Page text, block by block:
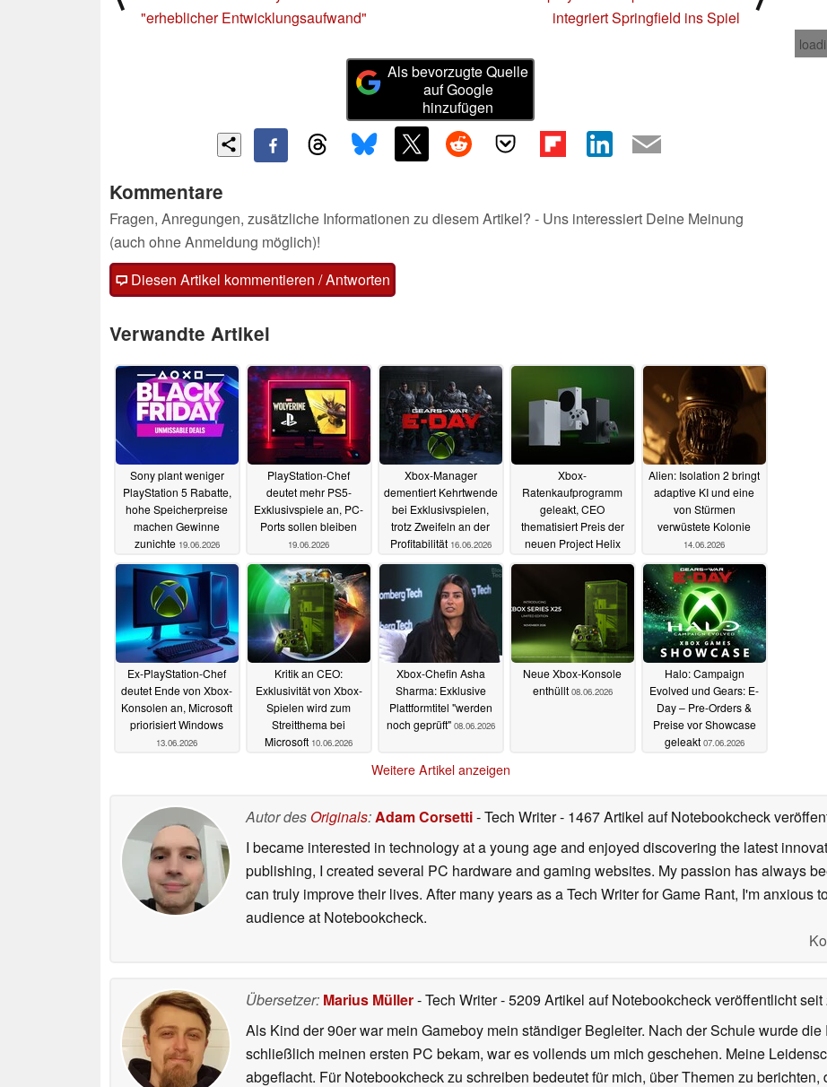
"erheblicher Entwicklungsaufwand"
integriert Springfield ins Spiel
Als bevorzugte Quelle
auf Google
hinzufügen
Kommentare
Fragen, Anregungen, zusätzliche Informationen zu diesem Artikel? - Uns interessiert Deine Meinung
(auch ohne Anmeldung möglich)!
Diesen Artikel kommentieren / Antworten
Verwandte Artikel
Sony plant weniger
PlayStation 5 Rabatte,
hohe Speicherpreise
machen Gewinne
zunichte 19.06.2026
PlayStation-Chef
deutet mehr PS5-
Exklusivspiele an, PC-
Ports sollen bleiben
19.06.2026
Xbox-Manager
dementiert Kehrtwende
bei Exklusivspielen,
trotz Zweifeln an der
Profitabilität 16.06.2026
Xbox-
Ratenkaufprogramm
geleakt, CEO
thematisiert Preis der
neuen Project Helix
Konsole15.06.2026
Alien: Isolation 2 bringt
adaptive KI und eine
von Stürmen
verwüstete Kolonie
14.06.2026
Ex-PlayStation-Chef
deutet Ende von Xbox-
Konsolen an, Microsoft
priorisiert Windows
13.06.2026
Kritik an CEO:
Exklusivität von Xbox-
Spielen wird zum
Streitthema bei
Microsoft 10.06.2026
Xbox-Chefin Asha
Sharma: Exklusive
Plattformtitel "werden
noch geprüft" 08.06.2026
Neue Xbox-Konsole
enthüllt 08.06.2026
Halo: Campaign
Evolved und Gears: E-
Day – Pre-Orders &
Preise vor Showcase
geleakt 07.06.2026
Weitere Artikel anzeigen
Autor des Originals:Adam Corsetti- Tech Writer- 1467 Artikel auf Notebookcheck
I became interested in technology at a young age and enjoyed discovering the latest
publishing, I created several PC hardware and gaming websites. My passion has always
can truly improve their lives. After many years as a Tech Writer for Game Rant, I'm anxious
audience at Notebookcheck.
Übersetzer: Marius Müller- Tech Writer- 5209 Artikel auf Notebookcheck veröffentlichtseit
Als Kind der 90er war mein Gameboy mein ständiger Begleiter. Nach der Schule wurde
schließlich meinen ersten PC bekam, war es vollends um mich geschehen. Meine
abgeflacht. Für Notebookcheck zu schreiben bedeutet für mich, über Themen zu